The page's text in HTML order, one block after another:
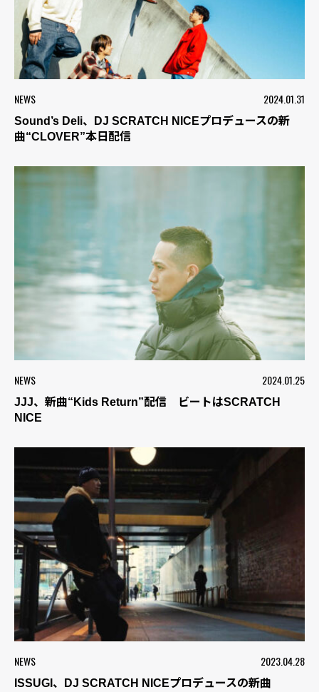
NEWS 2024.01.31
Sound’s Deli、DJ SCRATCH NICEプロデュースの新
曲“CLOVER”本日配信
NEWS 2024.01.25
JJJ、新曲“Kids Return”配信 ビートはSCRATCH
NICE
NEWS 2023.04.28
ISSUGI、DJ SCRATCH NICEプロデュースの新曲